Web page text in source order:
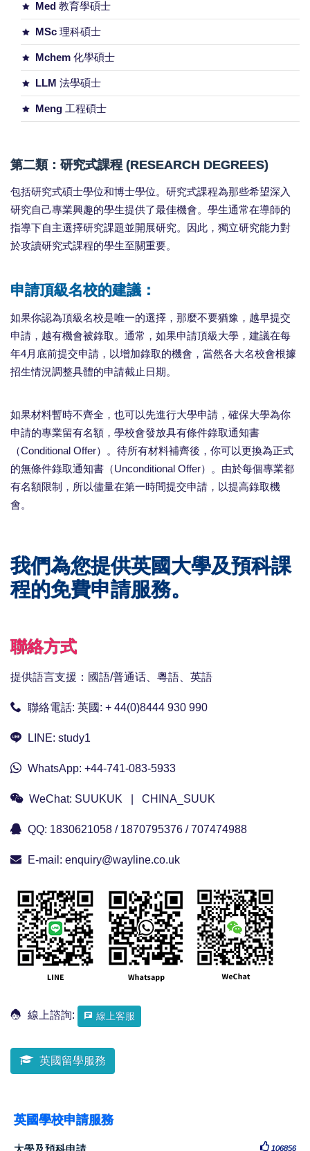
Med 教育學碩士
MSc理科碩士
Mchem化學碩士
LLM 法學碩士
Meng工程碩士
第二類：研究式課程 (RESEARCH DEGREES)
包括研究式碩士學位和博士學位。研究式課程為那些希望深入
研究自己專業興趣的學生提供了最佳機會。學生通常在導師的
指導下自主選擇研究課題並開展研究。因此，獨立研究能力對
於攻讀研究式課程的學生至關重要。
申請頂級名校的建議：
如果你認為頂級名校是唯一的選擇，那麼不要猶豫，越早提交
申請，越有機會被錄取。通常，如果申請頂級大學，建議在每
年4月底前提交申請，以增加錄取的機會，當然各大名校會根據
招生情況調整具體的申請截止日期。
如果材料暫時不齊全，也可以先進行大學申請，確保大學為你
申請的專業留有名額，學校會發放具有條件錄取通知書
（Conditional Offer）。待所有材料補齊後，你可以更換為正式
的無條件錄取通知書（Unconditional Offer）。由於每個專業都
有名額限制，所以儘量在第一時間提交申請，以提高錄取機
會。
我們為您提供英國大學及預科課
程的免費申請服務。
聯絡方式
提供語言支援：國語/普通话、粵語、英語
聯絡電話: 英國: + 44(0)8444 930 990
LINE: study1
WhatsApp: +44-741-083-5933
WeChat: SUUKUK | CHINA_SUUK
QQ: 1830621058 / 1870795376 / 707474988
E-mail: enquiry@wayline.co.uk
線上諮詢: 線上客服
英國留學服務
英國學校申請服務
大學及預科申請 106856